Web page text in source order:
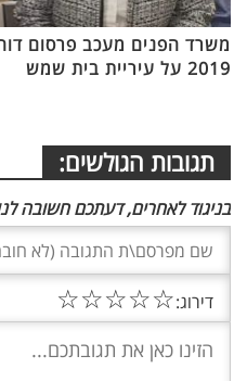
משרד הפנים מעכב פרסום
2019 על עיריית בית שמש
תגובות הגולשים:
בניגוד לאחרים, דעתכם חשובה
דירוג:☆
☆
☆
☆
☆